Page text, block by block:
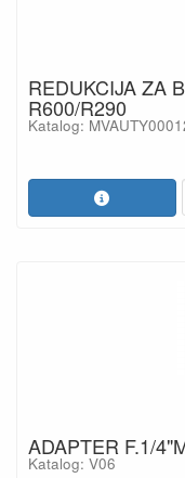
REDUKCIJA ZA
R600/R290
Katalog:
ADAPTER F.1/
Katalog: V06